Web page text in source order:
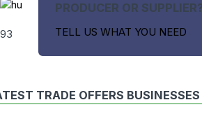
PRODUCER OR
TELL US WHAT YOU NEED
TRADE OFFERS BUSINESSES